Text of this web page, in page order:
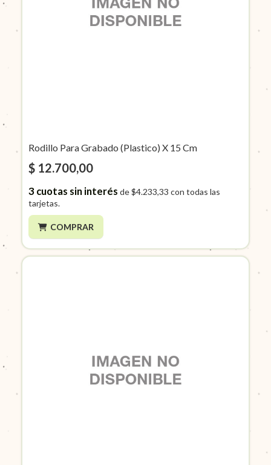
Rodillo Para Grabado (Plastico) X 15 Cm
$ 12.700,00
3cuotas sin interés de$4.233,33 con todas las
tarjetas.
COMPRAR